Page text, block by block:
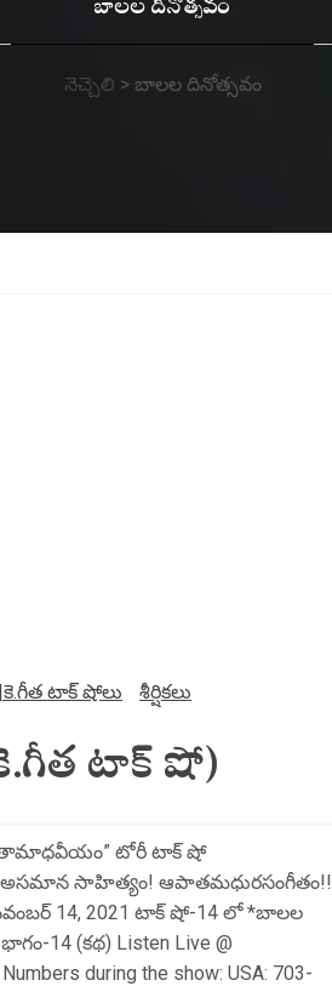
బాలల దినోత్సవం
నెచ్చెలి > బాలల దినోత్సవం
టాక్ షోలు శీర్షికలు
టాక్ షో)
టోరీ టాక్ షో
14) అసమాన సాహిత్యం! ఆపాతమధురసంగీతం!!
14, 2021 టాక్ షో-14 లో *బాలల
14 (కథ) Listen Live @
during the show: USA: 703-